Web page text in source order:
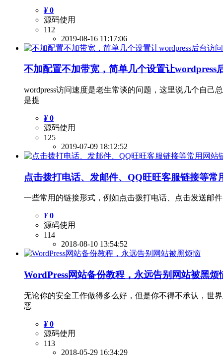
¥0
源码使用
112
2019-08-16 11:17:06
不加配置不加带宽，简单几个设置让wordpress
wordpress访问速度是老生常谈的问题，这里说几个自
是提
¥0
源码使用
125
2019-07-09 18:12:52
点击拨打电话、发邮件、QQ旺旺客服链接等常
一些常用的链接形式，例如点击拨打电话、点击发送邮
¥0
源码使用
114
2018-08-10 13:54:52
WordPress网站备份教程，永远告别网站被黑烦
无论你的安全工作做得多么好，但是你不得不承认，世
恶
¥0
源码使用
113
2018-05-29 16:34:29